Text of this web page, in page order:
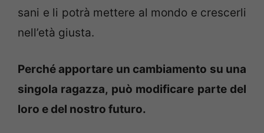
sani e li potrà mettere al mondo e crescerli
nell’età giusta.
Perché apportare un cambiamento su una
singola ragazza, può modificare parte del
loro e del nostro futuro.